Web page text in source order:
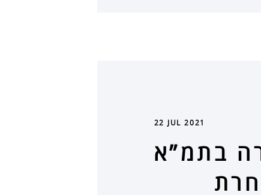
22 JUL 2021
בתמ”א